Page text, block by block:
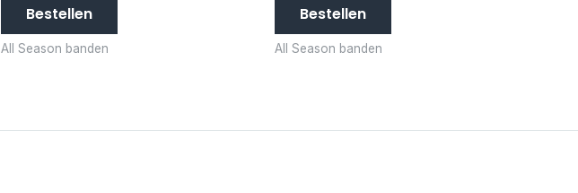
Bestellen
All Season banden
Bestellen
All Season banden